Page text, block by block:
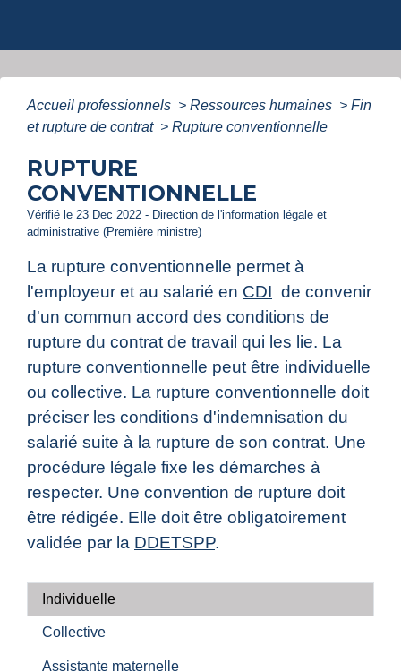
Accueil professionnels > Ressources humaines > Fin
et rupture de contrat > Rupture conventionnelle
RUPTURE
CONVENTIONNELLE
Vérifié le 23 Dec 2022 - Direction de l'information légale et
administrative (Première ministre)
La rupture conventionnelle permet à
l'employeur et au salarié en CDI de convenir
d'un commun accord des conditions de
rupture du contrat de travail qui les lie. La
rupture conventionnelle peut être individuelle
ou collective. La rupture conventionnelle doit
préciser les conditions d'indemnisation du
salarié suite à la rupture de son contrat. Une
procédure légale fixe les démarches à
respecter. Une convention de rupture doit
être rédigée. Elle doit être obligatoirement
validée par la DDETSPP.
Individuelle
Collective
Assistante maternelle